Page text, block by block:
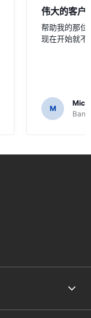
伟大的客户
帮助我的那位
现在开始就不
M